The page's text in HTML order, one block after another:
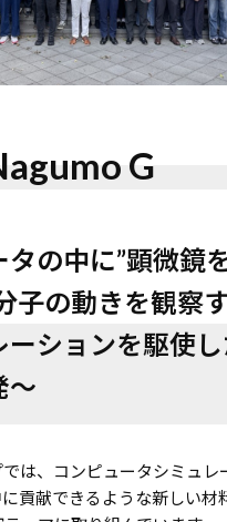
G
タの中に”顕微鏡
子の動きを観察
ーションを駆使
～
は、コンピュータシミュレ
貢献できるような新しい材